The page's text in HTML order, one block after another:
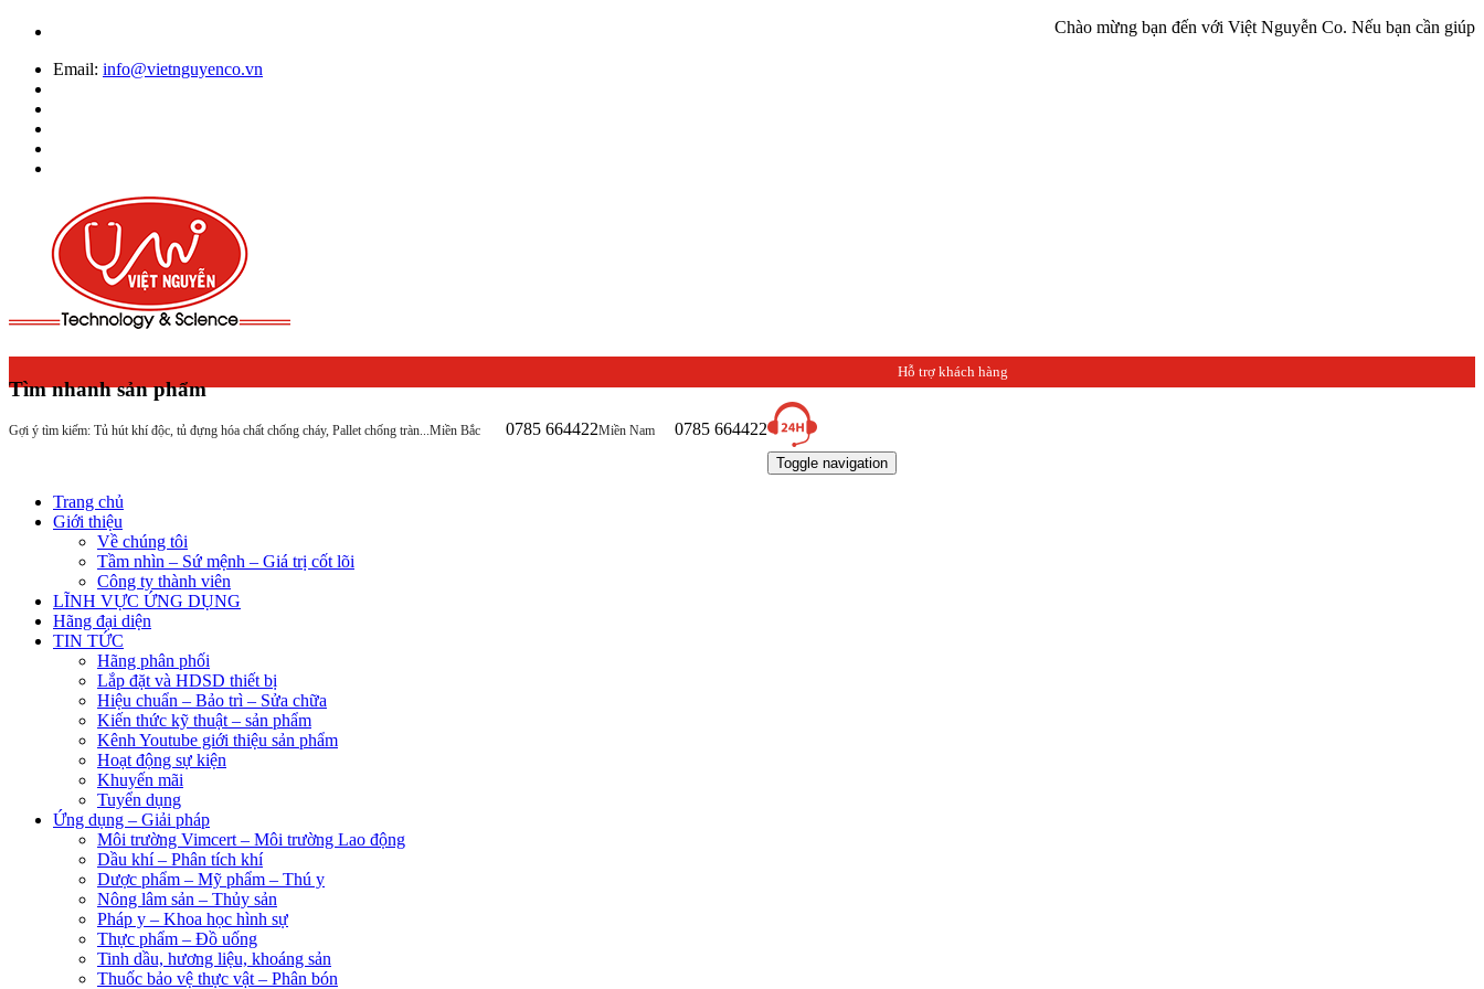
Chào mừng bạn đến với Việt Nguyễn Co. Nếu bạn cần giúp đỡ hãy
Email: info@vietnguyenco.vn
Tìm nhanh sản phẩm
Gợi ý tìm kiếm: Tủ hút khí độc, tủ đựng hóa chất chống cháy, Pallet chống tràn...
Hỗ trợ khách hàng
Miền Bắc 0785 664422Miền Nam 0785 664422
Toggle navigation
Trang chủ
Giới thiệu
Về chúng tôi
Tầm nhìn – Sứ mệnh – Giá trị cốt lõi
Công ty thành viên
LĨNH VỰC ỨNG DỤNG
Hãng đại diện
TIN TỨC
Hãng phân phối
Lắp đặt và HDSD thiết bị
Hiệu chuẩn – Bảo trì – Sửa chữa
Kiến thức kỹ thuật – sản phẩm
Kênh Youtube giới thiệu sản phẩm
Hoạt động sự kiện
Khuyến mãi
Tuyển dụng
Ứng dụng – Giải pháp
Môi trường Vimcert – Môi trường Lao động
Dầu khí – Phân tích khí
Dược phẩm – Mỹ phẩm – Thú y
Nông lâm sản – Thủy sản
Pháp y – Khoa học hình sự
Thực phẩm – Đồ uống
Tinh dầu, hương liệu, khoáng sản
Thuốc bảo vệ thực vật – Phân bón